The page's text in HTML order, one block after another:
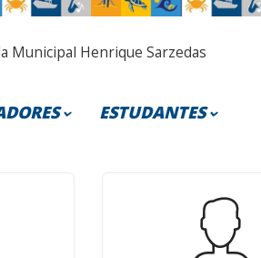
Municipal Henrique Sarzedas
ESTUDANTES
Interna